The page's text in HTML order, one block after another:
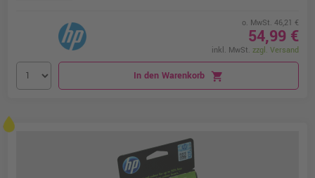
o. MwSt. 46,21 €
54,99 €
inkl. MwSt. zzgl. Versand
In den Warenkorb shopping_cart